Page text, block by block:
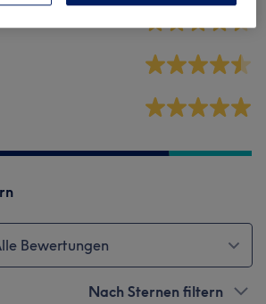
Bewertungen
Nach Sternen filtern